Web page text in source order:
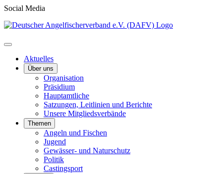
Social Media
Aktuelles
Über uns
Organisation
Präsidium
Hauptamtliche
Satzungen, Leitlinien und Berichte
Unsere Mitgliedsverbände
Themen
Angeln und Fischen
Jugend
Gewässer- und Naturschutz
Politik
Castingsport